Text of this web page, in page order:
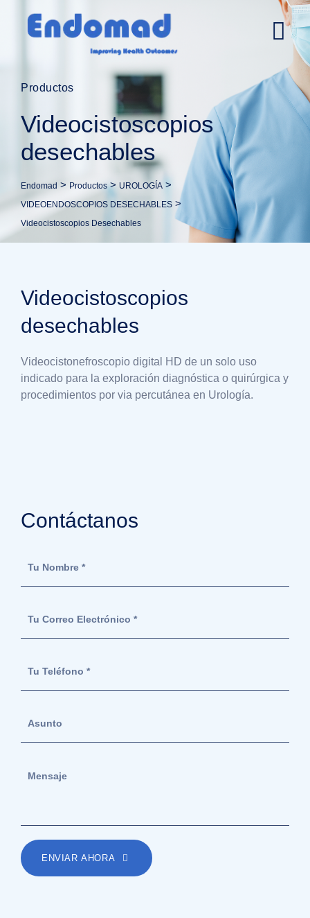
Productos
Videocistoscopios
desechables
Endomad > Productos> UROLOGÍA >
VIDEOENDOSCOPIOS DESECHABLES >
Videocistoscopios Desechables
Videocistoscopios
desechables
Videocistonefroscopio digital HD de un solo uso
indicado para la exploración diagnóstica o quirúrgica y
procedimientos por via percutánea en Urología.
Contáctanos
ENVIAR AHORA